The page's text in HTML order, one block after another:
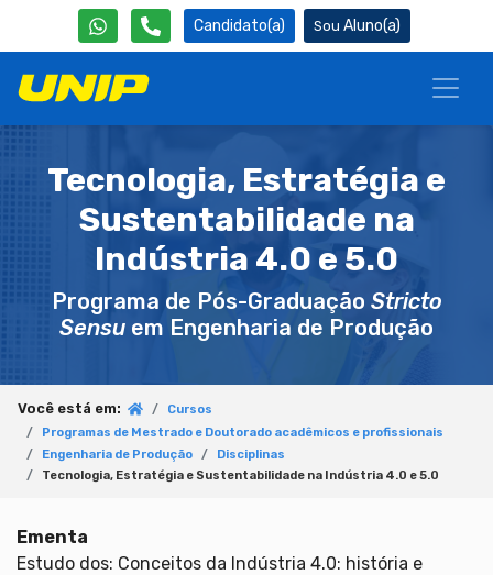
Candidato(a) Aluno(a)
Tecnologia, Estratégia e
Sustentabilidade na
Indústria 4.0 e 5.0
Programa de Pós-Graduação Stricto
Sensu em Engenharia de Produção
Você está em:
Cursos
Programas de Mestrado e Doutorado acadêmicos e profissionais
Engenharia de Produção
Disciplinas
Tecnologia, Estratégia e Sustentabilidade na Indústria 4.0 e 5.0
Ementa
Estudo dos: Conceitos da Indústria 4.0: história e